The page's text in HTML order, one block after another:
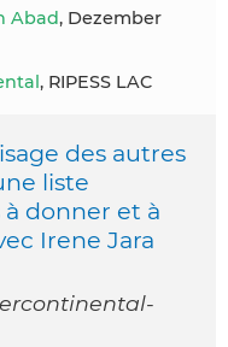
Abad, Dezember
, RIPESS LAC
des autres
liste
donner et à
Irene Jara